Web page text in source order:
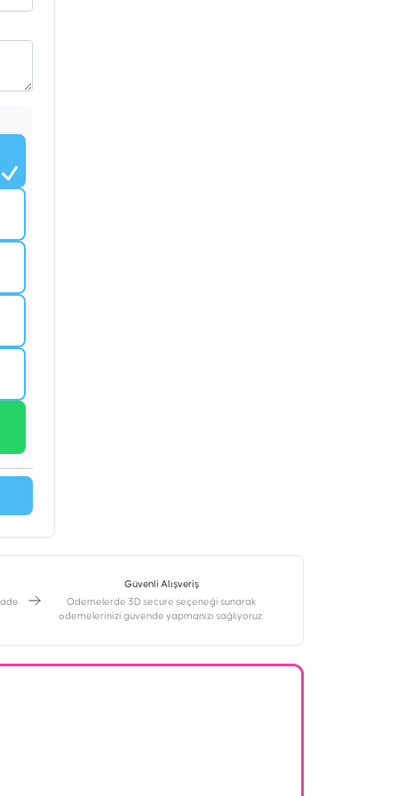
Güvenli Alışveriş
Ödemelerde 3D secure seçeneği sunarak
ödemelerinizi güvende yapmanızı sağlıyoruz.